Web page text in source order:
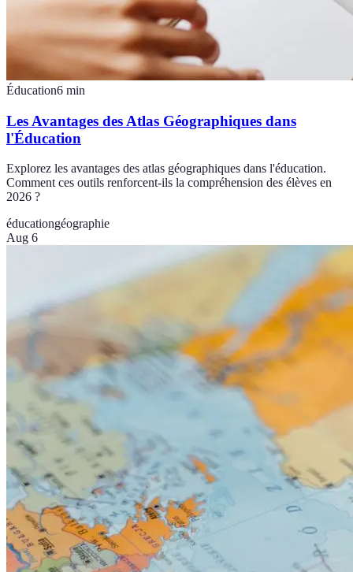
Éducation6 min
Les Avantages des Atlas Géographiques dans
l'Éducation
Explorez les avantages des atlas géographiques dans l'éducation.
Comment ces outils renforcent-ils la compréhension des élèves en
2026 ?
éducationgéographie
Aug 6